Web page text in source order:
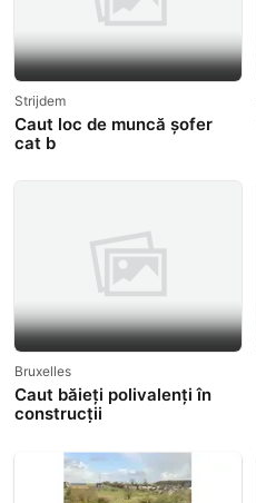
Strijdem
Caut loc de muncă șofer
cat b
Bruxelles
Caut băieți polivalenți în
construcții